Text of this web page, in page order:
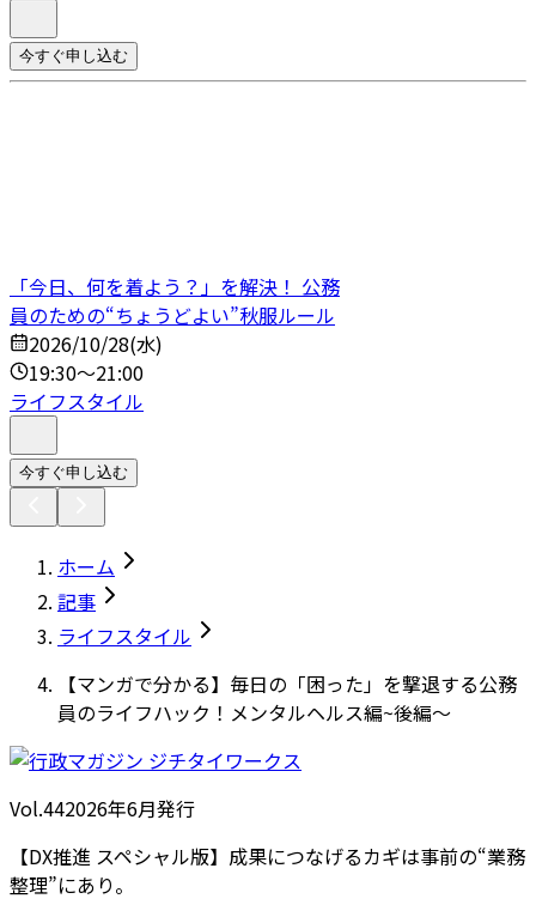
今すぐ申し込む
「今日、何を着よう？」を解決！ 公務
員のための“ちょうどよい”秋服ルール
2026/10/28(水)
19:30～21:00
ライフスタイル
今すぐ申し込む
ホーム
記事
ライフスタイル
【マンガで分かる】毎日の「困った」を撃退する公務
員のライフハック！メンタルヘルス編~後編～
Vol.442026年6月発行
【DX推進 スペシャル版】成果につなげるカギは事前の“業務
整理”にあり。